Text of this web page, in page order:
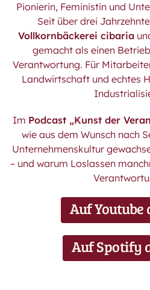
Pionierin, Feministin und
Seit über drei
Vollkornbäckerei cibaria
gemacht als einen
Verantwortung. Für
Landwirtschaft und echtes
Im Podcast „Kunst der
wie aus dem Wunsch nach
Unternehmenskultur
– und warum Loslassen
Auf
Auf Spotify